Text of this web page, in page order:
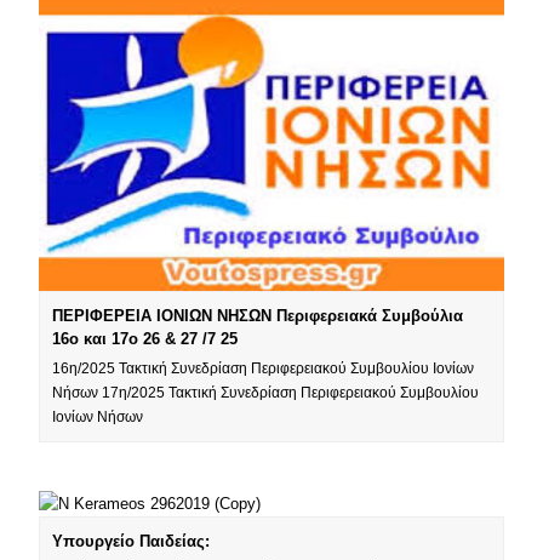
ΠΕΡΙΦΕΡΕΙΑ ΙΟΝΙΩΝ ΝΗΣΩΝ Περιφερειακά Συμβούλια
16ο και 17ο 26 & 27 /7 25
16η/2025 Τακτική Συνεδρίαση Περιφερειακού Συμβουλίου Ιονίων
Νήσων 17η/2025 Τακτική Συνεδρίαση Περιφερειακού Συμβουλίου
Ιονίων Νήσων
Υπουργείο Παιδείας: